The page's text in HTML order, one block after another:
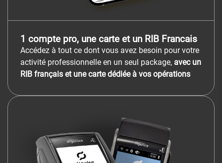
1 compte pro, une carte et un RIB Francais
Accédez à tout ce dont vous avez besoin pour votre
activité professionnelle en un seul package, avec un
RIB français et une carte dédiée à vos opérations